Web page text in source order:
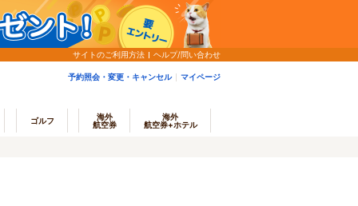
サイトのご利用方法 ヘルプ/問い合わせ
予約照会・変更・キャンセル マイページ
ゴルフ
海外
航空券
海外
航空券+ホテル